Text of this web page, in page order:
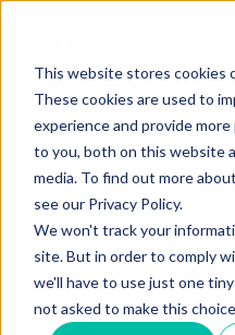
This website stores cookies
These cookies are used to
experience and provide
to you, both on this website
media. To find out more
see our Privacy Policy.
We won't track your
site. But in order to comply
we'll have to use just one
not asked to make this